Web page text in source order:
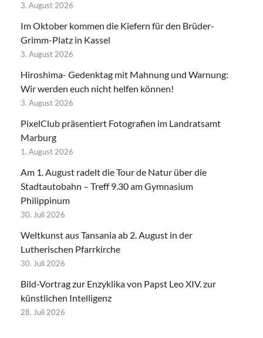
3. August 2026
Im Oktober kommen die Kiefern für den Brüder-
Grimm-Platz in Kassel
3. August 2026
Hiroshima- Gedenktag mit Mahnung und Warnung:
Wir werden euch nicht helfen können!
3. August 2026
PixelClub präsentiert Fotografien im Landratsamt
Marburg
1. August 2026
Am 1. August radelt die Tour de Natur über die
Stadtautobahn – Treff 9.30 am Gymnasium
Philippinum
30. Juli 2026
Weltkunst aus Tansania ab 2. August in der
Lutherischen Pfarrkirche
30. Juli 2026
Bild-Vortrag zur Enzyklika von Papst Leo XIV. zur
künstlichen Intelligenz
28. Juli 2026